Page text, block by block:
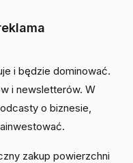
i będzie dominować.
i newsletterów. W
o biznesie,
zakup powierzchni